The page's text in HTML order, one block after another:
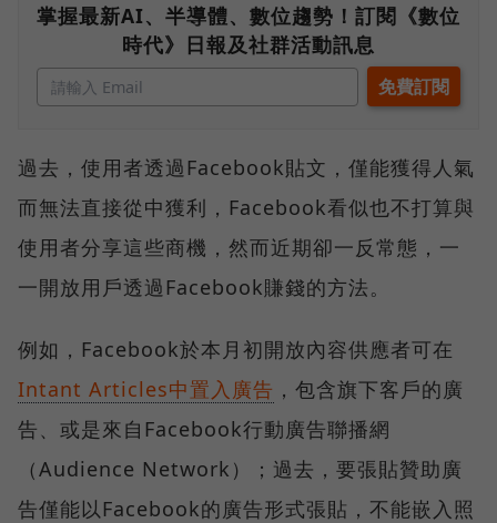
掌握最新AI、半導體、數位趨勢！訂閱《數位
時代》日報及社群活動訊息
過去，使用者透過Facebook貼文，僅能獲得人氣
而無法直接從中獲利，Facebook看似也不打算與
使用者分享這些商機，然而近期卻一反常態，一
一開放用戶透過Facebook賺錢的方法。
例如，Facebook於本月初開放內容供應者可在
Intant Articles中置入廣告 ，包含旗下客戶的廣
告、或是來自Facebook行動廣告聯播網
（Audience Network）；過去，要張貼贊助廣
告僅能以Facebook的廣告形式張貼，不能嵌入照